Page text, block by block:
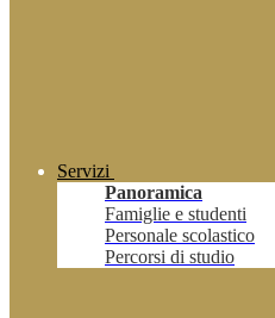
Servizi
Panoramica
Famiglie e studenti
Personale scolastico
Percorsi di studio